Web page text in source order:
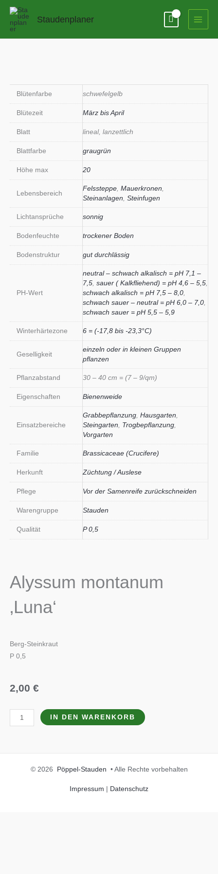
Zum
springen
Staudenplaner
Blütenfarbe schwefelgelb
Blütezeit März bis April
Blatt lineal, lanzettlich
Blattfarbe graugrün
Höhe max 20
Lebensbereich
Felssteppe Mauerkronen
Steinanlagen Steinfugen
Lichtansprüche sonnig
Bodenfeuchte trockener Boden
Bodenstruktur gut durchlässig
PH-Wert
neutral – schwach alkalisch = pH 7,1 –
7,5 sauer ( Kalkfliehend) = pH 4,6 – 5,5
schwach alkalisch = pH 7,5 – 8,0
schwach sauer – neutral = pH 6,0 – 7,0
schwach sauer = pH 5,5 – 5,9
Winterhärtezone 6 = (-17,8 bis -23,3°C)
Geselligkeit
einzeln oder in kleinen Gruppen
pflanzen
Pflanzabstand 30 – 40 cm = (7 – 9/qm)
Eigenschaften Bienenweide
Einsatzbereiche
Grabbepflanzung Hausgarten
Steingarten
Trogbepflanzung
Vorgarten
Familie Brassicaceae (Crucifere)
Herkunft Züchtung / Auslese
Pflege Vor der Samenreife zurückschneiden
Warengruppe Stauden
Qualität P 0,5
Alyssum montanum
‚Luna‘
Berg-Steinkraut
P 0,5
2,00 €
Alyssum
montanum
IN DEN WARENKORB
© 2026 Pöppel-Stauden • Alle Rechte vorbehalten
Impressum | Datenschutz